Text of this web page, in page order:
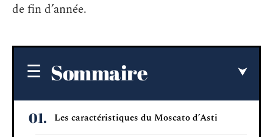
de fin d’année.
Sommaire
Les caractéristiques du Moscato d’Asti